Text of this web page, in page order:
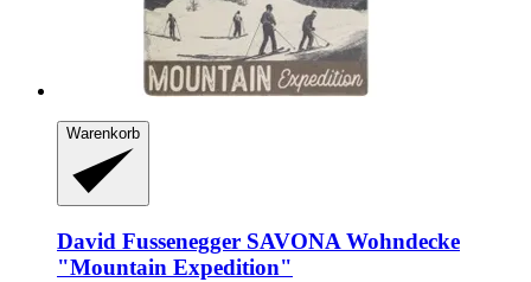
Warenkorb
David Fussenegger SAVONA Wohndecke
"Mountain Expedition"